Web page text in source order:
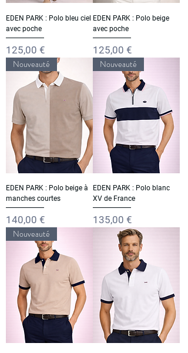
EDEN PARK : Polo bleu ciel
avec poche
Prix
125,00 €
EDEN PARK : Polo beige
avec poche
Prix
125,00 €
Nouveauté
EDEN PARK : Polo beige à
manches courtes
Prix
140,00 €
Nouveauté
EDEN PARK : Polo blanc
XV de France
Prix
135,00 €
Nouveauté